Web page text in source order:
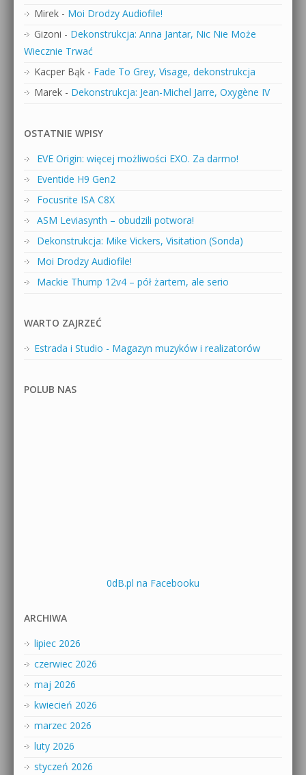
Mirek - Moi Drodzy Audiofile!
Gizoni - Dekonstrukcja: Anna Jantar, Nic Nie Może
Wiecznie Trwać
Kacper Bąk - Fade To Grey, Visage, dekonstrukcja
Marek - Dekonstrukcja: Jean-Michel Jarre, Oxygène IV
OSTATNIE WPISY
EVE Origin: więcej możliwości EXO. Za darmo!
Eventide H9 Gen2
Focusrite ISA C8X
ASM Leviasynth – obudzili potwora!
Dekonstrukcja: Mike Vickers, Visitation (Sonda)
Moi Drodzy Audiofile!
Mackie Thump 12v4 – pół żartem, ale serio
WARTO ZAJRZEĆ
Estrada i Studio - Magazyn muzyków i realizatorów
POLUB NAS
0dB.pl na Facebooku
ARCHIWA
lipiec 2026
czerwiec 2026
maj 2026
kwiecień 2026
marzec 2026
luty 2026
styczeń 2026